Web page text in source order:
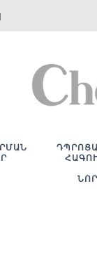
ՆՈՐ